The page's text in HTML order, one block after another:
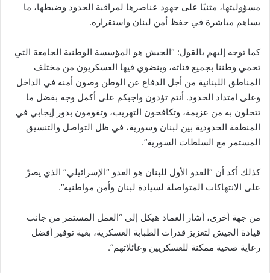
مسؤوليتها، مثنيًا على جهود عناصرها لمراقبة الحدود وضبطها، ما
يساهم مباشرة في حفظ أمن لبنان واستقراره.
كما توجه إليهم بالقول: “الجيش هو المؤسسة الوطنية الجامعة التي
تحمي وطننا بجميع فئاته، وينضوي فيها العسكريون من مختلف
المناطق اللبنانية من أجل الدفاع عن الوطن وصون أمنه في الداخل
وعلى امتداد الحدود. أنتم تؤدون واجبكم على أكمل وجه بفضل ما
تتحلون به من عزيمة، وتكافحون التهريب، وتقومون بدور إيجابي في
المنطقة الحدودية بين لبنان وسورية، في ظل التواصل والتنسيق
المستمر مع السلطات السورية”.
كذلك أكد أن “العدو الأول للبنان هو العدو “الإسرائيلي” الذي يصرّ
على الانتهاكات المتواصلة لسيادة لبنان وأمن مواطنيه”.
من جهة أخرى، أشار العماد هيكل إلى “العمل المستمر من جانب
قيادة الجيش لتعزيز قدرات الطبابة العسكرية، بغية توفير أفضل
رعاية صحية ممكنة للعسكريين وعائلاتهم”.